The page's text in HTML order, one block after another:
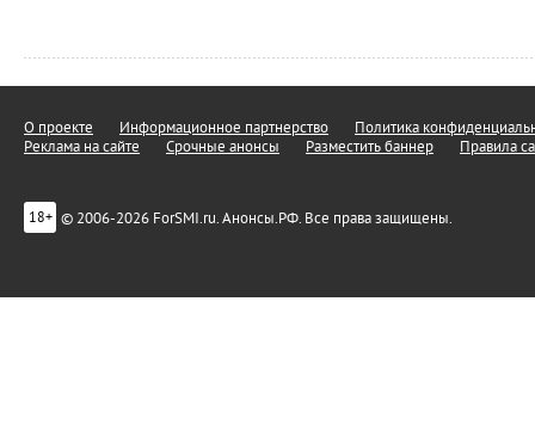
О проекте Информационное партнерство
Политика
Реклама на сайте
Срочные анонсы Разместить баннер Правила
18+ © 2006-2026 ForSMI.ru. Анонсы.РФ. Все права защищены.